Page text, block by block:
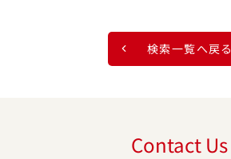
検索一覧へ戻る
Contact Us